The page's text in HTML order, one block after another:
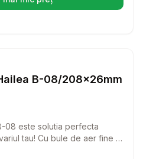
(se deschide într-o filă nouă)
Diverse
B-08/208x26mm
08 este solutia perfecta
tau! Cu bule de aer fine si